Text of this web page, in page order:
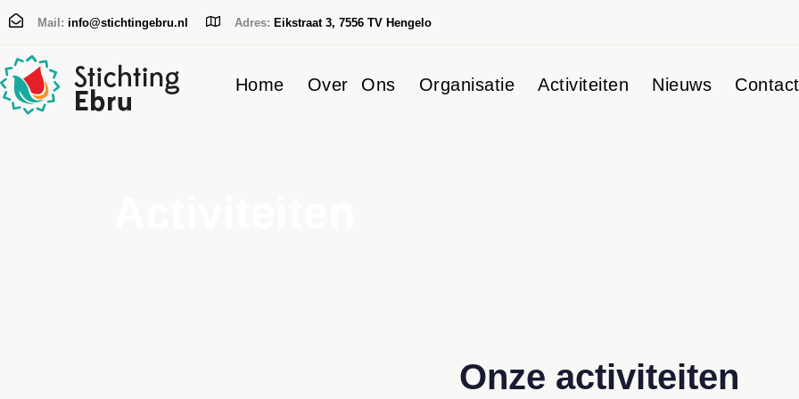
Mail: info@stichtingebru.nl Adres: Eikstraat 3, 7556 TV Hengelo
Home Over Ons Organisatie Activiteiten Nieuws Contact
Onze activiteiten